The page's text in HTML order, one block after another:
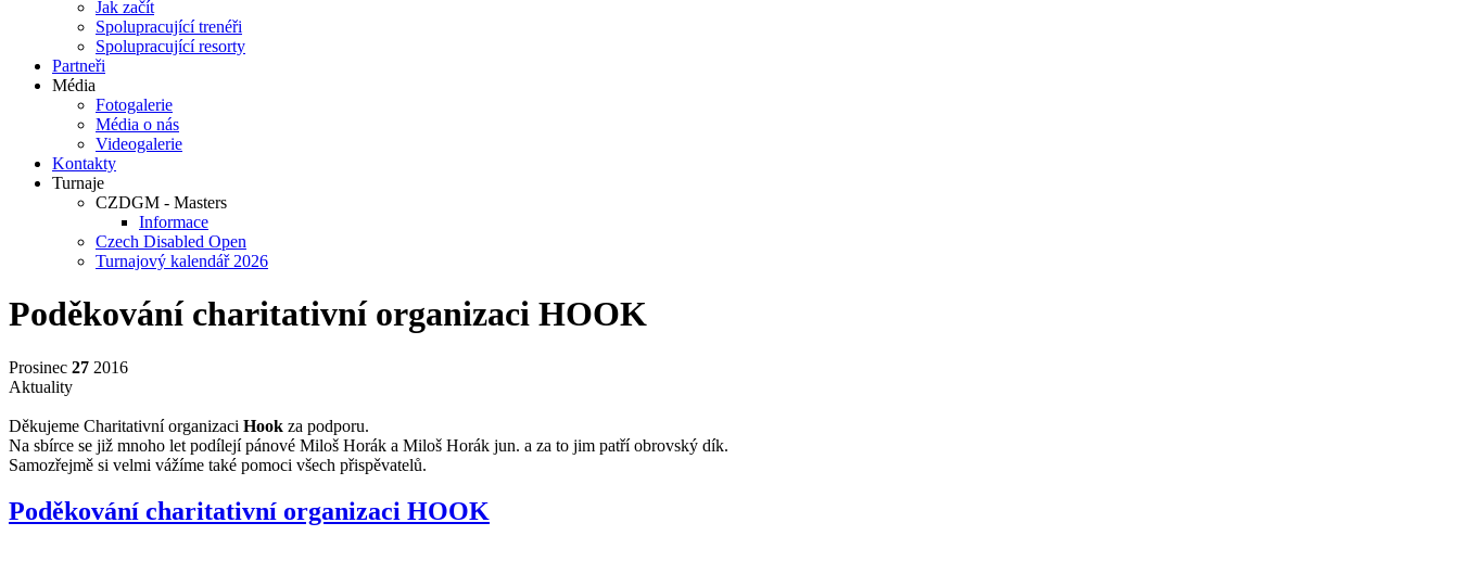
Jak začít
Spolupracující trenéři
Spolupracující resorty
Partneři
Média
Fotogalerie
Média o nás
Videogalerie
Kontakty
Turnaje
CZDGM - Masters
Informace
Czech Disabled Open
Turnajový kalendář 2026
Poděkování charitativní organizaci HOOK
Prosinec 27 2016
Aktuality
Děkujeme Charitativní organizaci Hook za podporu.
Na sbírce se již mnoho let podílejí pánové Miloš Horák a Miloš Horák jun. a za to jim patří obrovský dík.
Samozřejmě si velmi vážíme také pomoci všech přispěvatelů.
Poděkování charitativní organizaci HOOK